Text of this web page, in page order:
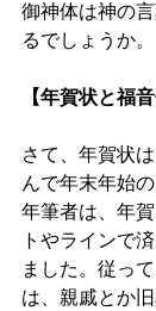
御神体は神の
るでしょうか。
【年賀状と福音
さて、年賀状
んで年末年始
年筆者は、年
トやラインで
ました。従っ
は、親戚とか